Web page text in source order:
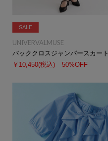
SALE
UNIVERVALMUSE
バッククロスジャンパースカート
￥10,450(税込) 50%OFF